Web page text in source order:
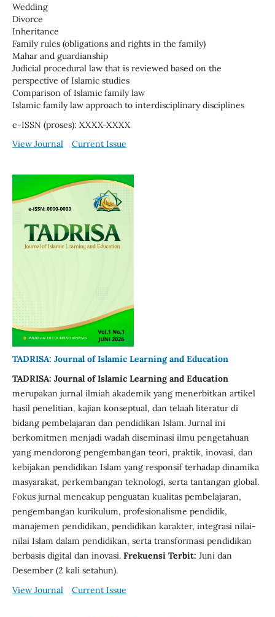
Wedding
Divorce
Inheritance
Family rules (obligations and rights in the family)
Mahar and guardianship
Judicial procedural law that is reviewed based on the
perspective of Islamic studies
Comparison of Islamic family law
Islamic family law approach to interdisciplinary disciplines
e-ISSN (proses): XXXX-XXXX
View Journal
Current Issue
TADRISA: Journal of Islamic Learning and Education
TADRISA: Journal of Islamic Learning and Education
merupakan jurnal ilmiah akademik yang menerbitkan artikel
hasil penelitian, kajian konseptual, dan telaah literatur di
bidang pembelajaran dan pendidikan Islam. Jurnal ini
berkomitmen menjadi wadah diseminasi ilmu pengetahuan
yang mendorong pengembangan teori, praktik, inovasi, dan
kebijakan pendidikan Islam yang responsif terhadap dinamika
masyarakat, perkembangan teknologi, serta tantangan global.
Fokus jurnal mencakup penguatan kualitas pembelajaran,
pengembangan kurikulum, profesionalisme pendidik,
manajemen pendidikan, pendidikan karakter, integrasi nilai-
nilai Islam dalam pendidikan, serta transformasi pendidikan
berbasis digital dan inovasi. Frekuensi Terbit: Juni dan
Desember (2 kali setahun).
View Journal
Current Issue